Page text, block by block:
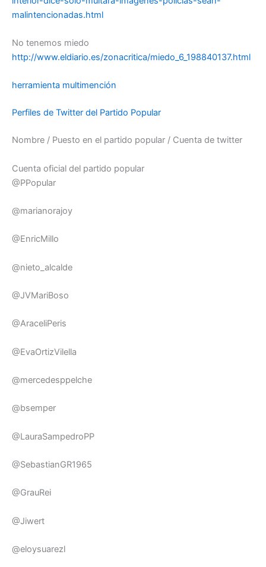
malintencionadas.html
No tenemos miedo
http://www.eldiario.es/zonacritica/miedo_6_198840137.html
herramienta multimención
Perfiles de Twitter del Partido Popular
Nombre / Puesto en el partido popular / Cuenta de twitter
Cuenta oficial del partido popular
@PPopular
@marianorajoy
@EnricMillo
@nieto_alcalde
@JVMariBoso
@AraceliPeris
@EvaOrtizVilella
@mercedesppelche
@bsemper
@LauraSampedroPP
@SebastianGR1965
@GrauRei
@Jiwert
@eloysuarezl